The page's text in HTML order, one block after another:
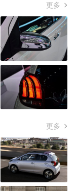
更多
更多